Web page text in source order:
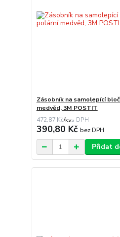
Zásobník na samolepící
medvěd, 3M POSTIT
472,87 Kč/ks
390,80 Kč bez DPH
Přidat